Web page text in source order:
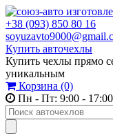
+38 (093) 850 80 16
Купить авточехлы
Купить чехлы прямо
уникальным
Корзина (0)
Пн - Пт: 9:00 - 17:00